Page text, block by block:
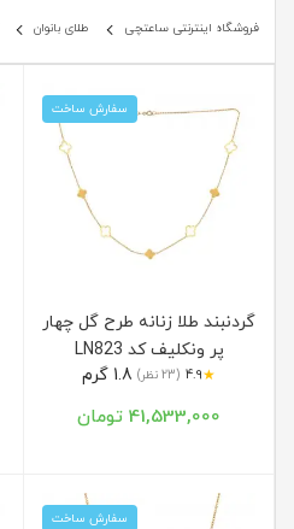
فروشگاه اینترنتی ساعتچی طلای بانوان
سفارش ساخت
گردنبند طلا زنانه طرح گل چهار
پر ونکلیف کد LN823
★
4.9 (23 نظر)
41,533,000 تومان
سفارش ساخت